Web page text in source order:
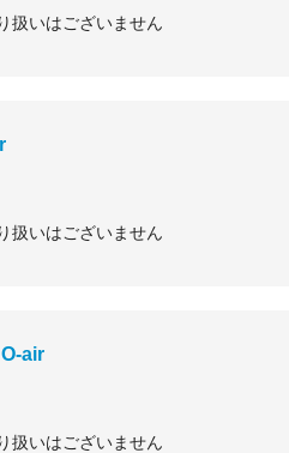
扱いはございません
扱いはございません
air
扱いはございません